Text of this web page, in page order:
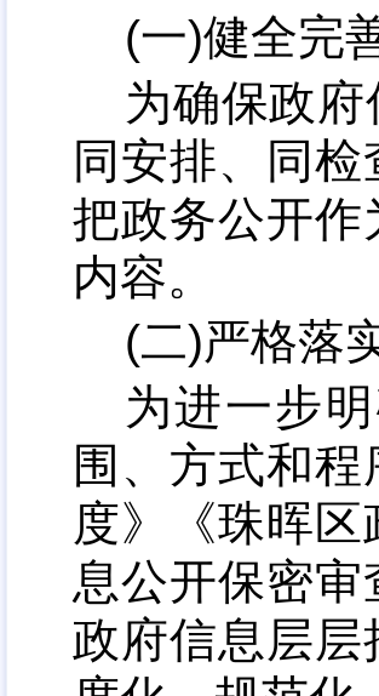
(一)健全完
为确保政
同安排、同
把政务公开
内容。
(二)严格落
为进一步
围、方式和程
度》《珠晖
息公开保密
政府信息层层